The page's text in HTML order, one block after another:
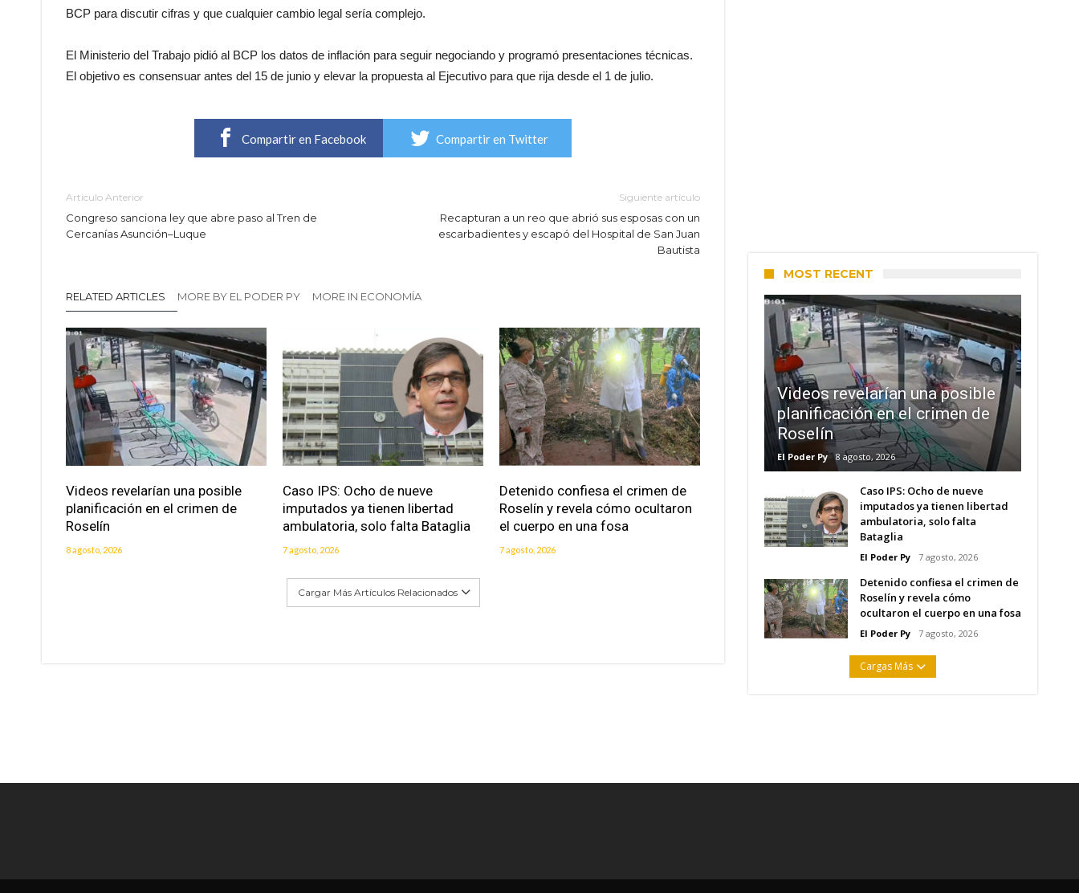
BCP para discutir cifras y que cualquier cambio legal sería complejo.
El Ministerio del Trabajo pidió al BCP los datos de inflación para seguir negociando y programó presentaciones técnicas.
El objetivo es consensuar antes del 15 de junio y elevar la propuesta al Ejecutivo para que rija desde el 1 de julio.
Compartir en Facebook Compartir en Twitter
Artículo Anterior
Congreso sanciona ley que abre paso al Tren de
Cercanías Asunción–Luque
Siguiente artículo
Recapturan a un reo que abrió sus esposas con un
escarbadientes y escapó del Hospital de San Juan
Bautista
RELATED ARTICLES MORE BY EL PODER PY MORE IN ECONOMÍA
Videos revelarían una posible
planificación en el crimen de
Roselín
8 agosto, 2026
Caso IPS: Ocho de nueve
imputados ya tienen libertad
ambulatoria, solo falta Bataglia
7 agosto, 2026
Detenido confiesa el crimen de
Roselín y revela cómo ocultaron
el cuerpo en una fosa
7 agosto, 2026
Cargar Más Artículos Relacionados
MOST RECENT
Videos revelarían una posible
planificación en el crimen de
Roselín
El Poder Py 8 agosto, 2026
Caso IPS: Ocho de nueve
imputados ya tienen libertad
ambulatoria, solo falta
Bataglia
El Poder Py 7 agosto, 2026
Detenido confiesa el crimen de
Roselín y revela cómo
ocultaron el cuerpo en una fosa
El Poder Py 7 agosto, 2026
Cargas Más